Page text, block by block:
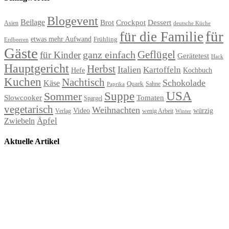
Asien Beilage Blogevent Brot Crockpot Dessert deutsche Küche
Erdbeeren etwas mehr Aufwand Frühling für die Familie für
Gäste für Kinder ganz einfach Geflügel Gerätetest Hack
Hauptgericht Hefe Herbst Italien Kartoffeln Kochbuch
Kuchen Käse Nachtisch Paprika Quark Sahne Schokolade
Slowcooker Sommer Spargel Suppe Tomaten USA
vegetarisch Verlag Video Weihnachten wenig Arbeit Winter würzig
Zwiebeln Äpfel
Aktuelle Artikel